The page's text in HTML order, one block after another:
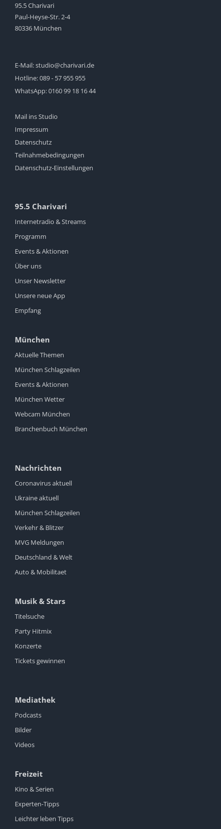
95.5 Charivari
Paul-Heyse-Str. 2-4
80336 München
E-Mail:studio@charivari.de
Hotline:089 - 57 955 955
WhatsApp:0160 99 18 16 44
Mail ins Studio
Impressum
Datenschutz
Teilnahmebedingungen
Datenschutz-Einstellungen
95.5 Charivari
Internetradio & Streams
Programm
Events & Aktionen
Über uns
Unser Newsletter
Unsere neue App
Empfang
München
Aktuelle Themen
München Schlagzeilen
Events & Aktionen
München Wetter
Webcam München
Branchenbuch München
Nachrichten
Coronavirus aktuell
Ukraine aktuell
München Schlagzeilen
Verkehr & Blitzer
MVG Meldungen
Deutschland & Welt
Auto & Mobilitaet
Musik & Stars
Titelsuche
Party Hitmix
Konzerte
Tickets gewinnen
Mediathek
Podcasts
Bilder
Videos
Freizeit
Kino & Serien
Experten-Tipps
Leichter leben Tipps